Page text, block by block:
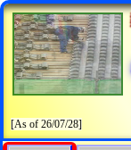
[As of 26/07/28]